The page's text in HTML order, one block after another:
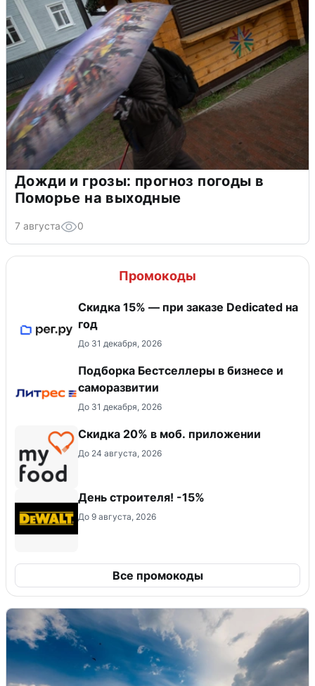
Дожди и грозы: прогноз погоды в
Поморье на выходные
7 августа 0
Промокоды
Скидка 15% — при заказе Dedicated на
год
До 31 декабря, 2026
Подборка Бестселлеры в бизнесе и
саморазвитии
До 31 декабря, 2026
Скидка 20% в моб. приложении
До 24 августа, 2026
День строителя! -15%
До 9 августа, 2026
Все промокоды